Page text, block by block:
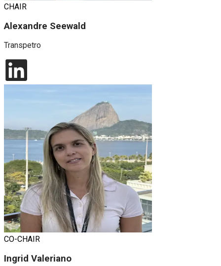
CHAIR
Alexandre Seewald
Transpetro
CO-CHAIR
Ingrid Valeriano